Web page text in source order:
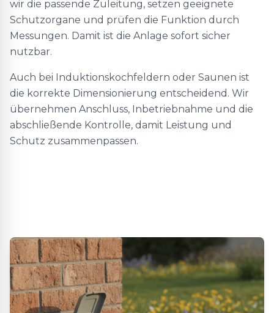
wir die passende Zuleitung, setzen geeignete
Schutzorgane und prüfen die Funktion durch
Messungen. Damit ist die Anlage sofort sicher
nutzbar.
Auch bei Induktionskochfeldern oder Saunen ist
die korrekte Dimensionierung entscheidend. Wir
übernehmen Anschluss, Inbetriebnahme und die
abschließende Kontrolle, damit Leistung und
Schutz zusammenpassen.